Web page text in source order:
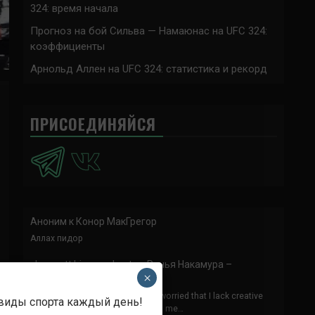
324: время начала
Прогноз на бой Сильва — Намаюнас на UFC 324:
коэффициенты
Арнольд Аллен на UFC 324: статистика и рекорд
ПРИСОЕДИНЯЙСЯ
Аноним к Конор МакГрегор
Аллах пидор
skapa ett binance-kontoкРинья Накамура –
Thank you for your sharing. I am worried that I lack creative
ideas. It is your article that makes me…
спорта каждый день!
×